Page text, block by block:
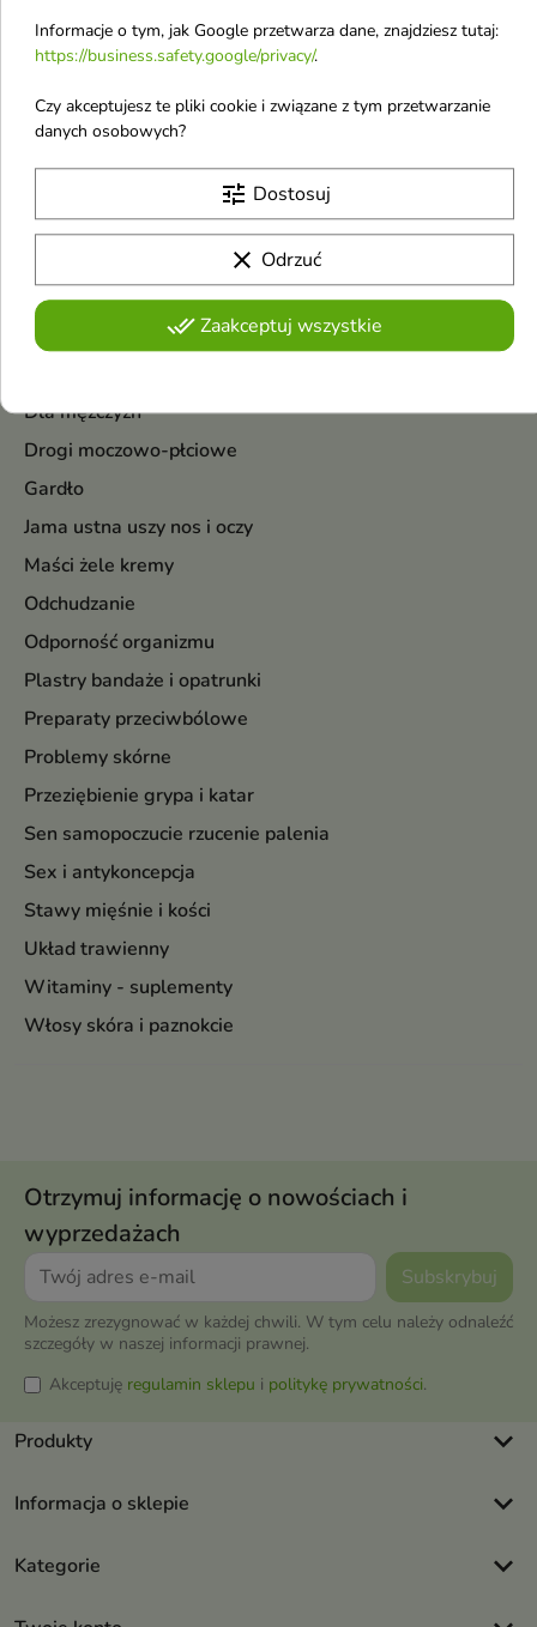
Suplementy diety i produkty lecznicze
Alergia i katar sienny
Dermokosmetyki
Dla dzieci
Dla mężczyzn
Drogi moczowo-płciowe
Gardło
Jama ustna uszy nos i oczy
Maści żele kremy
Odchudzanie
Odporność organizmu
Plastry bandaże i opatrunki
Preparaty przeciwbólowe
Problemy skórne
Przeziębienie grypa i katar
Sen samopoczucie rzucenie palenia
Sex i antykoncepcja
Stawy mięśnie i kości
Układ trawienny
Witaminy - suplementy
Włosy skóra i paznokcie
Otrzymuj informację o nowościach i
wyprzedażach
Możesz zrezygnować w każdej chwili. W tym celu należy odnaleźć
szczegóły w naszej informacji prawnej.
Akceptuję regulamin sklepu i politykę prywatności.
Produkty keyboard_arrow_down
Informacja o sklepie keyboard_arrow_down
Kategorie keyboard_arrow_down
Informacje o tym, jak Google przetwarza dane, znajdziesz tutaj:
https://business.safety.google/privacy/.
Czy akceptujesz te pliki cookie i związane z tym przetwarzanie
danych osobowych?
tune Dostosuj
clear Odrzuć
done_allZaakceptuj wszystkie